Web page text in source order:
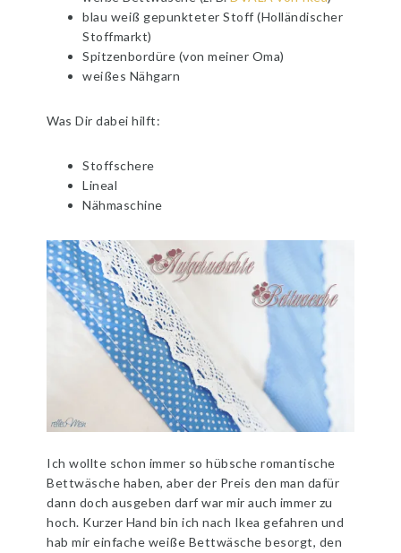
blau weiß gepunkteter Stoff (Holländischer
Stoffmarkt)
Spitzenbordüre (von meiner Oma)
weißes Nähgarn
Was Dir dabei hilft:
Stoffschere
Lineal
Nähmaschine
Ich wollte schon immer so hübsche romantische
Bettwäsche haben, aber der Preis den man dafür
dann doch ausgeben darf war mir auch immer zu
hoch. Kurzer Hand bin ich nach Ikea gefahren und
hab mir einfache weiße Bettwäsche besorgt, den